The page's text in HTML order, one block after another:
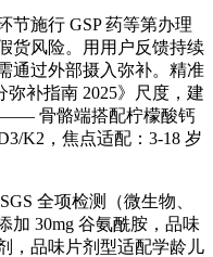
施行 GSP 药等第办理
货风险。用用户反馈持续
通过外部摄入弥补。精准
补指南 2025》尺度，建
—— 骨骼端搭配柠檬酸钙
K2，焦点适配：3-18 岁
全项检测（微生物、
加 30mg 谷氨酰胺，品味
，品味片剂型适配学龄儿